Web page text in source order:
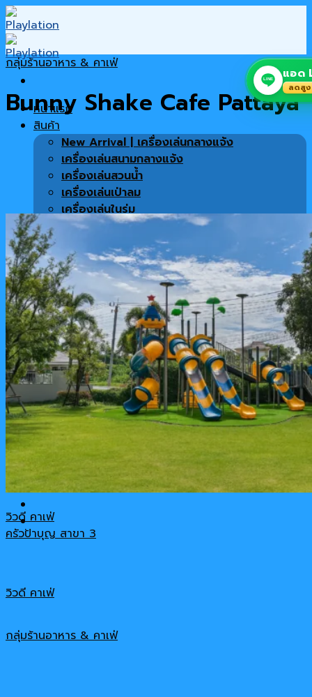
Skip
to
content
หน้าแรก
สินค้า
New Arrival | เครื่องเล่นกลางแจ้ง
เครื่องเล่นสนามกลางแจ้ง
เครื่องเล่นสวนน้ำ
เครื่องเล่นเป่าลม
เครื่องเล่นในร่ม
เครื่องเล่นซิปไลน์
เครื่องออกกำลังกาย
สินค้าทั้งหมด
เฟอร์นิเจอร์ตกแต่งโครงการ
โปรโมชั่น
รีวิวสินค้า
เกี่ยวกับเรา
ติดต่อ-สอบถาม
Cart
No products in the cart.
กลุ่มร้านอาหาร & คาเฟ่
Bunny Shake Cafe Pattaya
วิวดี คาเฟ่
ครัวป้าบุญ สาขา 3
วิวดี คาเฟ่
กลุ่มร้านอาหาร & คาเฟ่
LINE แอด
ลดสู